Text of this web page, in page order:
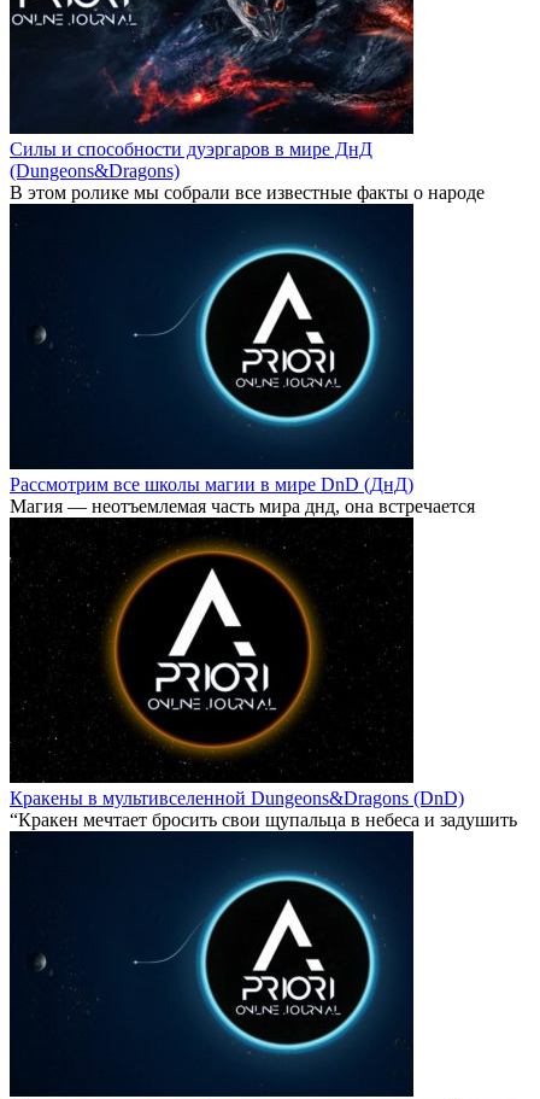
Силы и способности дуэргаров в мире ДнД
(Dungeons&Dragons)
В этом ролике мы собрали все известные факты о народе
Рассмотрим все школы магии в мире DnD (ДнД)
Магия — неотъемлемая часть мира днд, она встречается
Кракены в мультивселенной Dungeons&Dragons (DnD)
“Кракен мечтает бросить свои щупальца в небеса и задушить